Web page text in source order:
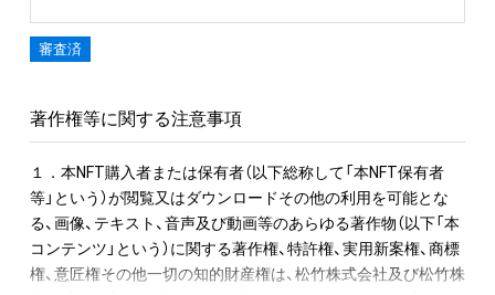
（火）23:59
特典仕様：サイズ　約100×148mm／フルカラー
＝＝非売品ポストカード　注意事項＝＝
者以降は作品のみのご購入となりますので、ご注意ください。
・非売品ポストカードをお届けするにあたり、GMOアダム株式
会社より一次購入者様のご登録メールアドレスの提供を受けた
上で、 一次購入者様へ松竹株式会社から作品の配送に関するご
連絡をいたします。予めご了承ください。 なお、GMOアダム株
審査済
著作権等に関する注意事項
１．本NFT購入者または保有者（以下総称して「本NFT保有者
等」という）が閲覧又はダウンロードその他の利用を可能とな
る、画像、テキスト、音声及び動画等のあらゆる著作物（以下「本
コンテンツ」という）に関する著作権、特許権、実用新案権、商標
権、意匠権その他一切の知的財産権は、松竹株式会社及び松竹株